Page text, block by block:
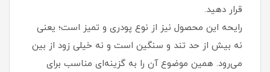
قرار دهید.
رایحه این محصول نیز از نوع پودری و تمیز است؛ یعنی
نه بیش از حد تند و سنگین است و نه خیلی زود از بین
می‌رود. همین موضوع آن را به گزینه‌ای مناسب برای